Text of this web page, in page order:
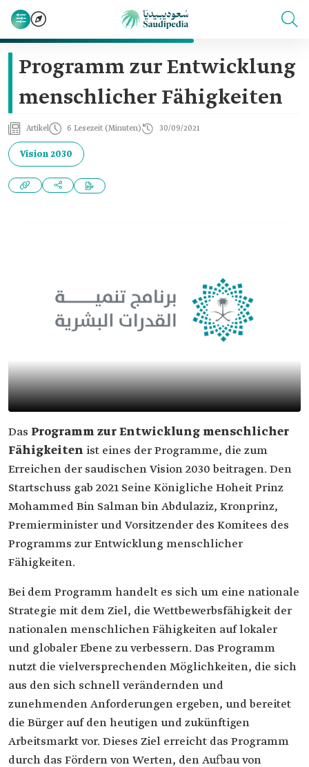
Programm zur Entwicklung
menschlicher Fähigkeiten
Artikel 6 Lesezeit (Minuten) 30/09/2021
Vision 2030
Das Programm zur Entwicklung menschlicher
Fähigkeiten ist eines der Programme, die zum
Erreichen der saudischen Vision 2030 beitragen. Den
Startschuss gab 2021 Seine Königliche Hoheit Prinz
Mohammed Bin Salman bin Abdulaziz, Kronprinz,
Premierminister und Vorsitzender des Komitees des
Programms zur Entwicklung menschlicher
Fähigkeiten.
Bei dem Programm handelt es sich um eine nationale
Strategie mit dem Ziel, die Wettbewerbsfähigkeit der
nationalen menschlichen Fähigkeiten auf lokaler
und globaler Ebene zu verbessern. Das Programm
nutzt die vielversprechenden Möglichkeiten, die sich
aus den sich schnell verändernden und
zunehmenden Anforderungen ergeben, und bereitet
die Bürger auf den heutigen und zukünftigen
Arbeitsmarkt vor. Dieses Ziel erreicht das Programm
durch das Fördern von Werten, den Aufbau von